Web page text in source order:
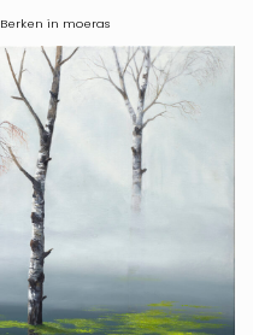
Berken in moeras